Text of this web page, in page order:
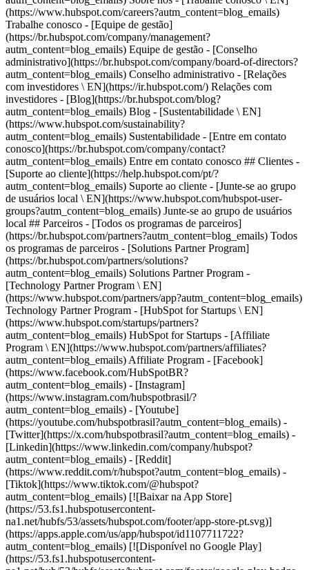
- [Facebook]
(https://www.facebook.com/HubSpotBR?
autm_content=blog_emails) - [Instagram]
(https://www.instagram.com/hubspotbrasil/?
autm_content=blog_emails) - [Youtube]
(https://youtube.com/hubspotbrasil?autm_content=blog_emails) -
[Twitter](https://x.com/hubspotbrasil?autm_content=blog_emails) -
[Linkedin](https://www.linkedin.com/company/hubspot?
autm_content=blog_emails) - [Reddit]
(https://www.reddit.com/r/hubspot?autm_content=blog_emails) -
[Tiktok](https://www.tiktok.com/@hubspot?
autm_content=blog_emails) [![Baixar na App Store]
(https://53.fs1.hubspotusercontent-
na1.net/hubfs/53/assets/hubspot.com/footer/app-store-pt.svg)]
(https://apps.apple.com/us/app/hubspot/id1107711722?
autm_content=blog_emails) [![Disponível no Google Play]
(https://53.fs1.hubspotusercontent-